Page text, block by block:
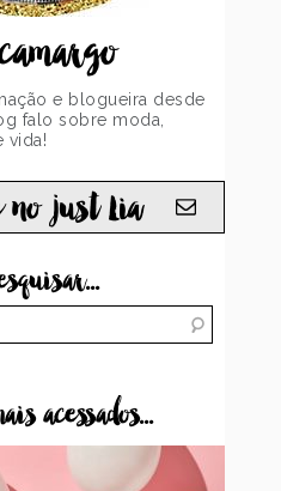
e blogueira desde
falo sobre moda,
vida!
no just Lia
acessados...